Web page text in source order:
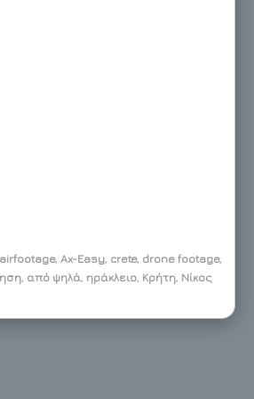
airfootage, Ax-Easy, crete, drone footage,
, από ψηλά, ηράκλειο, Κρήτη, Νίκος